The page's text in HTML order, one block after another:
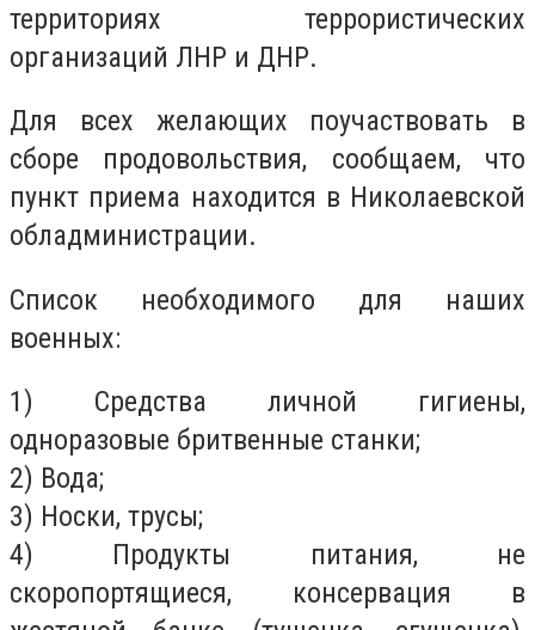
территориях террористических
организаций ЛНР и ДНР.
Для всех желающих поучаствовать в
сборе продовольствия, сообщаем, что
пункт приема находится в Николаевской
обладминистрации.
Список необходимого для наших
военных:
1) Средства личной гигиены,
одноразовые бритвенные станки;
2) Вода;
3) Носки, трусы;
4) Продукты питания, не
скоропортящиеся, консервация в